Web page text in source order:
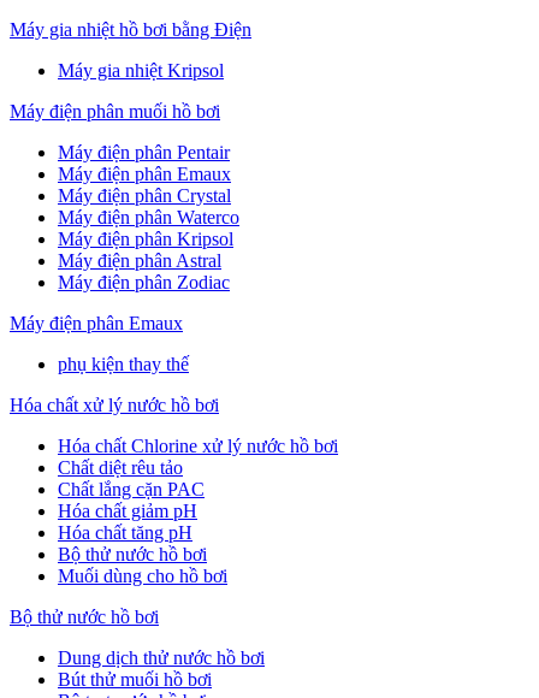
Máy gia nhiệt hồ bơi bằng Điện
Máy gia nhiệt Kripsol
Máy điện phân muối hồ bơi
Máy điện phân Pentair
Máy điện phân Emaux
Máy điện phân Crystal
Máy điện phân Waterco
Máy điện phân Kripsol
Máy điện phân Astral
Máy điện phân Zodiac
Máy điện phân Emaux
phụ kiện thay thế
Hóa chất xử lý nước hồ bơi
Hóa chất Chlorine xử lý nước hồ bơi
Chất diệt rêu tảo
Chất lắng cặn PAC
Hóa chất giảm pH
Hóa chất tăng pH
Bộ thử nước hồ bơi
Muối dùng cho hồ bơi
Bộ thử nước hồ bơi
Dung dịch thử nước hồ bơi
Bút thử muối hồ bơi